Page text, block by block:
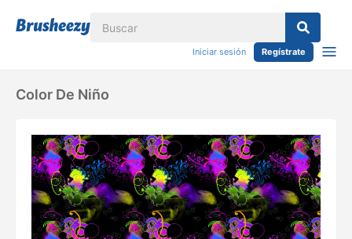
Iniciar sesión Regístrate
Color De Niño